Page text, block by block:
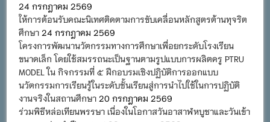
24 กรกฎาคม 2569
ให้การต้อนรับคณะนิเทศติดตามการขับเคลื่อนหลักสูตรต้านทุจริต
ศึกษา 24 กรกฎาคม 2569
โครงการพัฒนานวัตกรรมทางการศึกษาเพื่อยกระดับโรงเรียน
ขนาดเล็ก โดยใช้สมรรถนะเป็นฐานตามรูปแบบการผลิตครู PTRU
MODEL ใน กิจกรรมที่ ๕ ฝึกอบรมเชิงปฏิบัติการออกแบบ
นวัตกรรมการเรียนรู้ในระดับชั้นเรียนสู่การนำไปใช้ในการปฏิบัติ
งานจริงในสถานศึกษา 20 กรกฎาคม 2569
ร่วมพิธีหล่อเทียนพรรษา เนื่องในโอกาสวันอาสาฬหบูชาและวันเข้า